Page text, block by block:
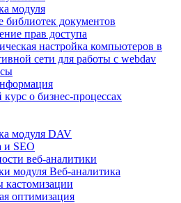
модуля
библиотек документов
прав доступа
настройка компьютеров в
сети для работы с webdav
о бизнес-процессах
модуля DAV
и SEO
веб-аналитики
модуля Веб-аналитика
оптимизация